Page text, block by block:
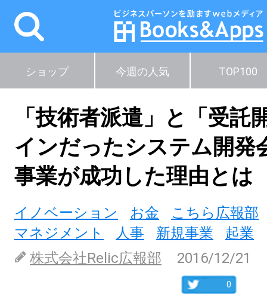
ショップ 今週の人気 TOP100
「技術者派遣」と「受託
インだったシステム開発
事業が成功した理由とは
イノベーション お金
こちら広報部
マネジメント
人事 新規事業
起業
株式会社Relic広報部
2016/12/21
0